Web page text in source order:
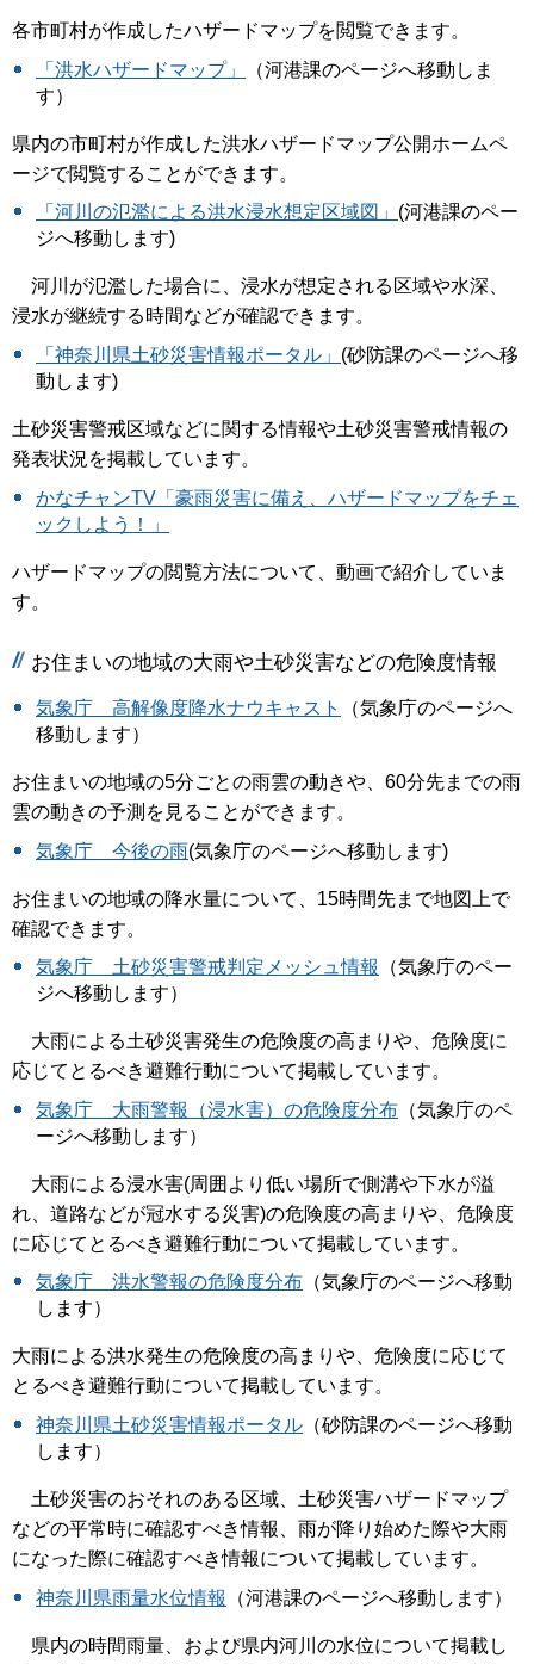
各市町村が作成したハザードマップを閲覧できます。
「洪水ハザードマップ」
（河港課のページへ移動しま
す）
県内の市町村が作成した洪水ハザードマップ公開ホームペ
ージで閲覧することができます。
「河川の氾濫による洪水浸水想定区域図」 (河港課のペー
ジへ移動します)
河川が氾濫した場合に、浸水が想定される区域や水深、
浸水が継続する時間などが確認できます。
「神奈川県土砂災害情報ポータル」 (砂防課のページへ移
動します)
土砂災害警戒区域などに関する情報や土砂災害警戒情報の
発表状況を掲載しています。
かなチャンTV「豪雨災害に備え、ハザードマップをチェ
ックしよう！」
ハザードマップの閲覧方法について、動画で紹介していま
す。
お住まいの地域の大雨や土砂災害などの危険度情報
気象庁 高解像度降水ナウキャスト
（気象庁のページへ
移動します）
お住まいの地域の5分ごとの雨雲の動きや、60分先までの雨
雲の動きの予測を見ることができます。
気象庁 今後の雨(気象庁のページへ移動します)
お住まいの地域の降水量について、15時間先まで地図上で
確認できます。
気象庁 土砂災害警戒判定メッシュ情報
（気象庁のペー
ジへ移動します）
大雨による土砂災害発生の危険度の高まりや、危険度に
応じてとるべき避難行動について掲載しています。
気象庁 大雨警報（浸水害）の危険度分布 （気象庁のペ
ージへ移動します）
大雨による浸水害(周囲より低い場所で側溝や下水が溢
れ、道路などが冠水する災害)の危険度の高まりや、危険度
に応じてとるべき避難行動について掲載しています。
気象庁 洪水警報の危険度分布 （気象庁のページへ移動
します）
大雨による洪水発生の危険度の高まりや、危険度に応じて
とるべき避難行動について掲載しています。
神奈川県土砂災害情報ポータル （砂防課のページへ移動
します）
土砂災害のおそれのある区域、土砂災害ハザードマップ
などの平常時に確認すべき情報、雨が降り始めた際や大雨
になった際に確認すべき情報について掲載しています。
神奈川県雨量水位情報
（河港課のページへ移動します）
県内の時間雨量、および県内河川の水位について掲載し